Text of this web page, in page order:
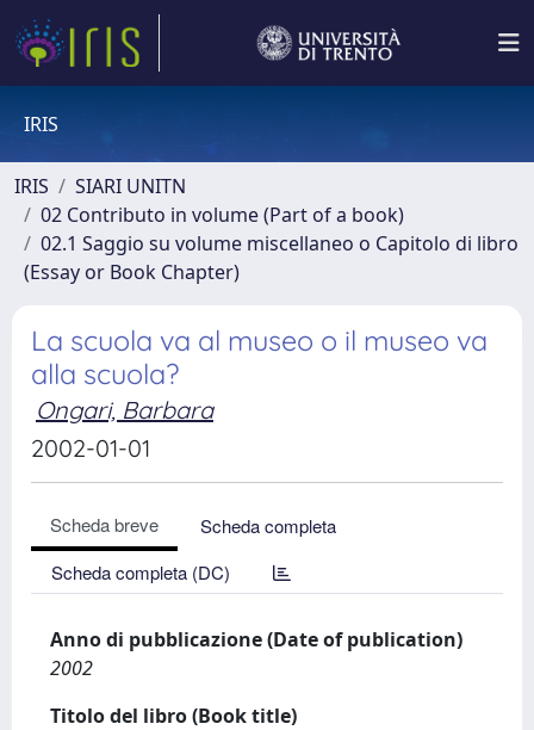
IRIS
IRIS
SIARI UNITN
02 Contributo in volume (Part of a book)
02.1 Saggio su volume miscellaneo o Capitolo di libro
(Essay or Book Chapter)
La scuola va al museo o il museo va
alla scuola?
Ongari, Barbara
2002-01-01
Scheda breve
Scheda completa
Scheda completa (DC)
Anno di pubblicazione (Date of publication)
2002
Titolo del libro (Book title)